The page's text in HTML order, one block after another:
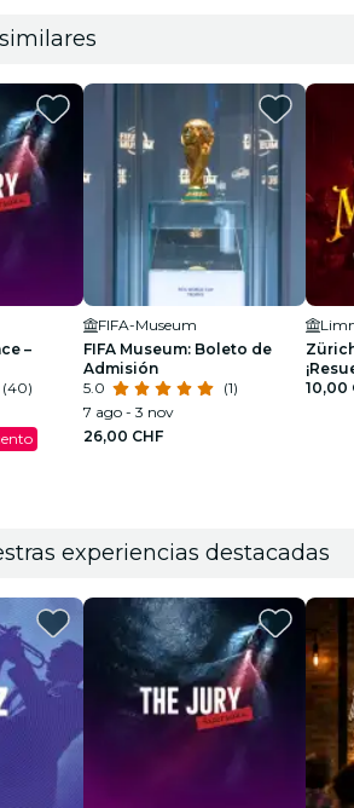
–
(40)
FIFA-Museum
FIFA Museum: Boleto de
Admisión
5.0
(1)
7 ago - 3 nov
26,00 CHF
10,00
experiencias destacadas